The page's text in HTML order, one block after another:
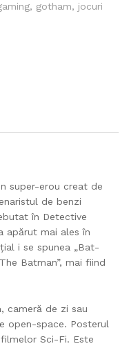
, gotham, jocuri
super-erou creat de
de benzi
în Detective
apărut mai ales în
i se spunea „Bat-
Batman”, mai fiind
cameră de zi sau
open-space. Posterul
Sci-Fi. Este